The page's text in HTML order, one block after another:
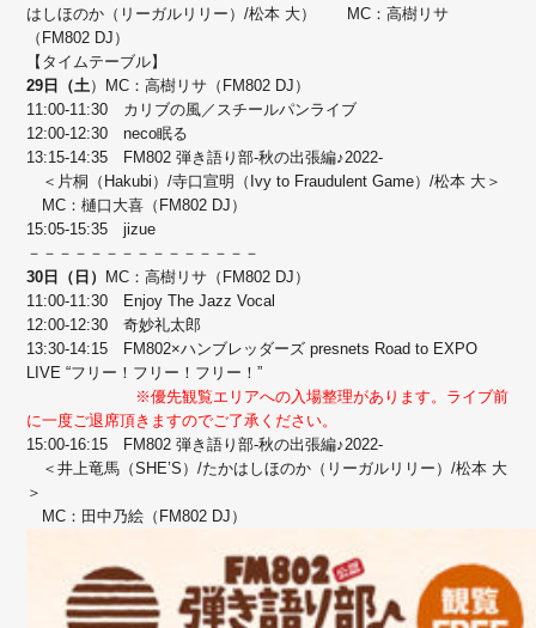
はしほのか（リーガルリリー）/松本 大） MC：高樹リサ
（FM802 DJ）
【タイムテーブル】
29日（土）MC：高樹リサ（FM802 DJ）
11:00-11:30 カリブの風／スチールパンライブ
12:00-12:30 neco眠る
13:15-14:35 FM802 弾き語り部-秋の出張編♪2022-
＜片桐（Hakubi）/寺口宣明（Ivy to Fraudulent Game）/松本 大＞
MC：樋口大喜（FM802 DJ）
15:05-15:35 jizue
－－－－－－－－－－－－－－－
30日（日）
MC：高樹リサ（FM802 DJ）
11:00-11:30 Enjoy The Jazz Vocal
12:00-12:30 奇妙礼太郎
13:30-14:15 FM802×ハンブレッダーズ presnets Road to EXPO
LIVE “フリー！フリー！フリー！”
※優先観覧エリアへの入場整理があります。ライブ前
に一度ご退席頂きますのでご了承ください。
15:00-16:15 FM802 弾き語り部-秋の出張編♪2022-
＜井上竜馬（SHE’S）/たかはしほのか（リーガルリリー）/松本 大
＞
MC：田中乃絵（FM802 DJ）